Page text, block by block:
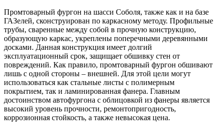
Промтоварный фургон на шасси Соболя, также как и на базе
ГАЗелей, сконструирован по каркасному методу. Профильные
трубы, сваренные между собой в прочную конструкцию,
образующую каркас, укреплены поперечными деревянными
досками. Данная конструкция имеет долгий
эксплуатационный срок, защищает обшивку стен от
повреждений. Как правило, промтоварный фургон обшивают
лишь с одной стороны – внешней. Для этой цели могут
использоваться как стальные листы с полимерным
покрытием, так и ламинированная фанера. Главным
достоинством автофургона с облицовкой из фанеры является
высокий уровень прочности, ремонтопригодность,
коррозионная стойкость, а также невысокая цена.